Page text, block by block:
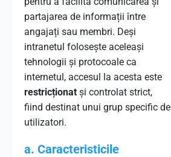
partajarea de informații între
angajați sau membri. Deși
intranetul folosește aceleași
tehnologii și protocoale ca
internetul, accesul la acesta este
restricționat și controlat strict,
fiind destinat unui grup specific de
utilizatori.
a. Caracteristicile